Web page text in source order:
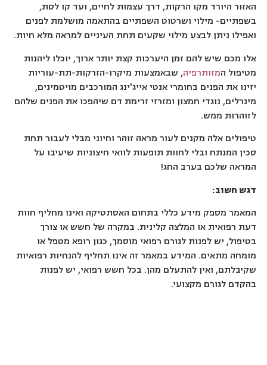
האזור היורד מקו הרקות, דרך עצמות לחיים, ועד קו לסת,
בשפתיים- מילוי ושרטוט השפתיים בהתאמה מושלמת לפנים
ואפילו ניתן לבצע מילוי שקעים תחת העיניים למראה מלא חיות.
אלו מכם שיש להם זמן היערכות קצת יותר ארוך, יוכלו ליהנות
מטיפול המזותרפיה, שבאמצעות מיקרו-הזרקות-תת-עוריות
יזינו את הפנים בחומרי אנטי אייג'ינג המורכבים מויטמינים,
מינרלים, נוגדי חמצון ומזרזי זרימת דם שיהפכו את הפנים שלהם
לזוהרות ממש.
טיפולים אלה מקנים לעור מראה זוהר וחיוני מבלי לעבור תחת
סכין המנתח ובלי לחוות תופעות לוואי חיצוניות שיעיבו על
המראה שלכם בערב החג!
דגש חשוב:
המאמר מספק מידע כללי בתחום האסתטיקה ואינו מחליף חוות
דעת רפואית או המלצה קלינית. במקרה של חשש או צורך
בטיפול, יש לפנות לגורם רפואי מוסמך, כגון רופא מטפל או
מומחה מתאים. המידע במאמר זה אינו תחליף להנחיות רפואיות
שקיבלתם, ואין להתעלם מהן. בכל חשש רפואי, יש לפנות
בהקדם לגורם מקצועי.